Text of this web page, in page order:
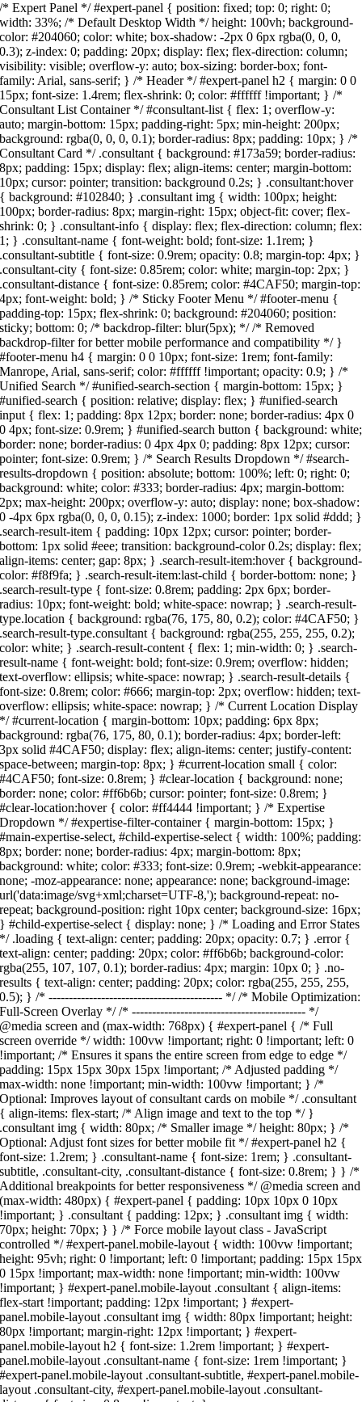
/* Expert Panel */ #expert-panel { position: fixed; top: 0; right: 0;
width: 33%; /* Default Desktop Width */ height: 100vh; background-
color: #204060; color: white; box-shadow: -2px 0 6px rgba(0, 0, 0,
0.3); z-index: 0; padding: 20px; display: flex; flex-direction: column;
visibility: visible; overflow-y: auto; box-sizing: border-box; font-
family: Arial, sans-serif; } /* Header */ #expert-panel h2 { margin: 0 0
15px; font-size: 1.4rem; flex-shrink: 0; color: #ffffff !important; } /*
Consultant List Container */ #consultant-list { flex: 1; overflow-y:
auto; margin-bottom: 15px; padding-right: 5px; min-height: 200px;
background: rgba(0, 0, 0, 0.1); border-radius: 8px; padding: 10px; } /*
Consultant Card */ .consultant { background: #173a59; border-radius:
8px; padding: 15px; display: flex; align-items: center; margin-bottom:
10px; cursor: pointer; transition: background 0.2s; } .consultant:hover
{ background: #102840; } .consultant img { width: 100px; height:
100px; border-radius: 8px; margin-right: 15px; object-fit: cover; flex-
shrink: 0; } .consultant-info { display: flex; flex-direction: column; flex:
1; } .consultant-name { font-weight: bold; font-size: 1.1rem; }
.consultant-subtitle { font-size: 0.9rem; opacity: 0.8; margin-top: 4px; }
.consultant-city { font-size: 0.85rem; color: white; margin-top: 2px; }
.consultant-distance { font-size: 0.85rem; color: #4CAF50; margin-top:
4px; font-weight: bold; } /* Sticky Footer Menu */ #footer-menu {
padding-top: 15px; flex-shrink: 0; background: #204060; position:
sticky; bottom: 0; /* backdrop-filter: blur(5px); */ /* Removed
backdrop-filter for better mobile performance and compatibility */ }
#footer-menu h4 { margin: 0 0 10px; font-size: 1rem; font-family:
Manrope, Arial, sans-serif; color: #ffffff !important; opacity: 0.9; } /*
Unified Search */ #unified-search-section { margin-bottom: 15px; }
#unified-search { position: relative; display: flex; } #unified-search
input { flex: 1; padding: 8px 12px; border: none; border-radius: 4px 0
0 4px; font-size: 0.9rem; } #unified-search button { background: white;
border: none; border-radius: 0 4px 4px 0; padding: 8px 12px; cursor:
pointer; font-size: 0.9rem; } /* Search Results Dropdown */ #search-
results-dropdown { position: absolute; bottom: 100%; left: 0; right: 0;
background: white; color: #333; border-radius: 4px; margin-bottom:
2px; max-height: 200px; overflow-y: auto; display: none; box-shadow:
0 -4px 6px rgba(0, 0, 0, 0.15); z-index: 1000; border: 1px solid #ddd; }
.search-result-item { padding: 10px 12px; cursor: pointer; border-
bottom: 1px solid #eee; transition: background-color 0.2s; display: flex;
align-items: center; gap: 8px; } .search-result-item:hover { background-
color: #f8f9fa; } .search-result-item:last-child { border-bottom: none; }
.search-result-type { font-size: 0.8rem; padding: 2px 6px; border-
radius: 10px; font-weight: bold; white-space: nowrap; } .search-result-
type.location { background: rgba(76, 175, 80, 0.2); color: #4CAF50; }
.search-result-type.consultant { background: rgba(255, 255, 255, 0.2);
color: white; } .search-result-content { flex: 1; min-width: 0; } .search-
result-name { font-weight: bold; font-size: 0.9rem; overflow: hidden;
text-overflow: ellipsis; white-space: nowrap; } .search-result-details {
font-size: 0.8rem; color: #666; margin-top: 2px; overflow: hidden; text-
overflow: ellipsis; white-space: nowrap; } /* Current Location Display
*/ #current-location { margin-bottom: 10px; padding: 6px 8px;
background: rgba(76, 175, 80, 0.1); border-radius: 4px; border-left:
3px solid #4CAF50; display: flex; align-items: center; justify-content:
space-between; margin-top: 8px; } #current-location small { color:
#4CAF50; font-size: 0.8rem; } #clear-location { background: none;
border: none; color: #ff6b6b; cursor: pointer; font-size: 0.8rem; }
#clear-location:hover { color: #ff4444 !important; } /* Expertise
Dropdown */ #expertise-filter-container { margin-bottom: 15px; }
#main-expertise-select, #child-expertise-select { width: 100%; padding:
8px; border: none; border-radius: 4px; margin-bottom: 8px;
background: white; color: #333; font-size: 0.9rem; -webkit-appearance:
none; -moz-appearance: none; appearance: none; background-image:
url('data:image/svg+xml;charset=UTF-8,'); background-repeat: no-
repeat; background-position: right 10px center; background-size: 16px;
} #child-expertise-select { display: none; } /* Loading and Error States
*/ .loading { text-align: center; padding: 20px; opacity: 0.7; } .error {
text-align: center; padding: 20px; color: #ff6b6b; background-color:
rgba(255, 107, 107, 0.1); border-radius: 4px; margin: 10px 0; } .no-
results { text-align: center; padding: 20px; color: rgba(255, 255, 255,
0.5); } /* ------------------------------------------- */ /* Mobile Optimization:
Full-Screen Overlay */ /* ------------------------------------------- */
@media screen and (max-width: 768px) { #expert-panel { /* Full
screen override */ width: 100vw !important; right: 0 !important; left: 0
!important; /* Ensures it spans the entire screen from edge to edge */
padding: 15px 15px 30px 15px !important; /* Adjusted padding */
max-width: none !important; min-width: 100vw !important; } /*
Optional: Improves layout of consultant cards on mobile */ .consultant
{ align-items: flex-start; /* Align image and text to the top */ }
.consultant img { width: 80px; /* Smaller image */ height: 80px; } /*
Optional: Adjust font sizes for better mobile fit */ #expert-panel h2 {
font-size: 1.2rem; } .consultant-name { font-size: 1rem; } .consultant-
subtitle, .consultant-city, .consultant-distance { font-size: 0.8rem; } } /*
Additional breakpoints for better responsiveness */ @media screen and
(max-width: 480px) { #expert-panel { padding: 10px 10px 0 10px
!important; } .consultant { padding: 12px; } .consultant img { width:
70px; height: 70px; } } /* Force mobile layout class - JavaScript
controlled */ #expert-panel.mobile-layout { width: 100vw !important;
height: 95vh; right: 0 !important; left: 0 !important; padding: 15px 15px
0 15px !important; max-width: none !important; min-width: 100vw
!important; } #expert-panel.mobile-layout .consultant { align-items:
flex-start !important; padding: 12px !important; } #expert-
panel.mobile-layout .consultant img { width: 80px !important; height:
80px !important; margin-right: 12px !important; } #expert-
panel.mobile-layout h2 { font-size: 1.2rem !important; } #expert-
panel.mobile-layout .consultant-name { font-size: 1rem !important; }
#expert-panel.mobile-layout .consultant-subtitle, #expert-panel.mobile-
layout .consultant-city, #expert-panel.mobile-layout .consultant-